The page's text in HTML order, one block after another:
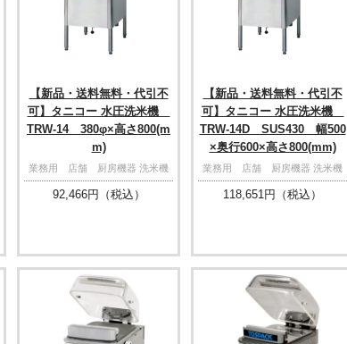
【新品・送料無料・代引不
可】タニコー 水圧洗米機
TRW-14 380φ×高さ800(m
m)
業務用 店舗 厨房機器 洗米機
92,466円（税込）
【新品・送料無料・代引不
可】タニコー 水圧洗米機
TRW-14D SUS430 幅500
×奥行600×高さ800(mm)
業務用 店舗 厨房機器 洗米機
118,651 円（税込）